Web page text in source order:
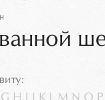
G H K L M N O P